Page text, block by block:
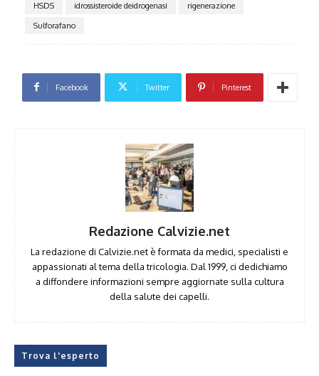
HSDS idrossisteroide deidrogenasi
rigenerazione
Sulforafano
Facebook Twitter Pinterest
Redazione Calvizie.net
La redazione di Calvizie.net è formata da medici, specialisti e
appassionati al tema della tricologia. Dal 1999, ci dedichiamo
a diffondere informazioni sempre aggiornate sulla cultura
della salute dei capelli.
Trova l'esperto